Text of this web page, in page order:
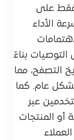
على
الأداء
بناءً
التصفح، مما
عام. كما
عبر
المنتجات